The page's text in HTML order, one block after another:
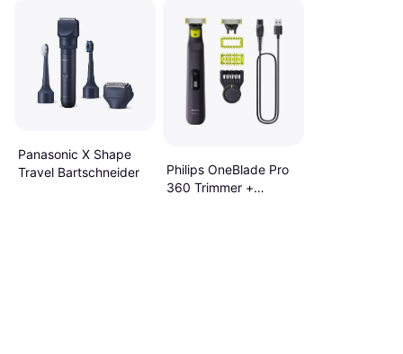
Panasonic X Shape
Travel Bartschneider
Philips OneBlade Pro
360 Trimmer +